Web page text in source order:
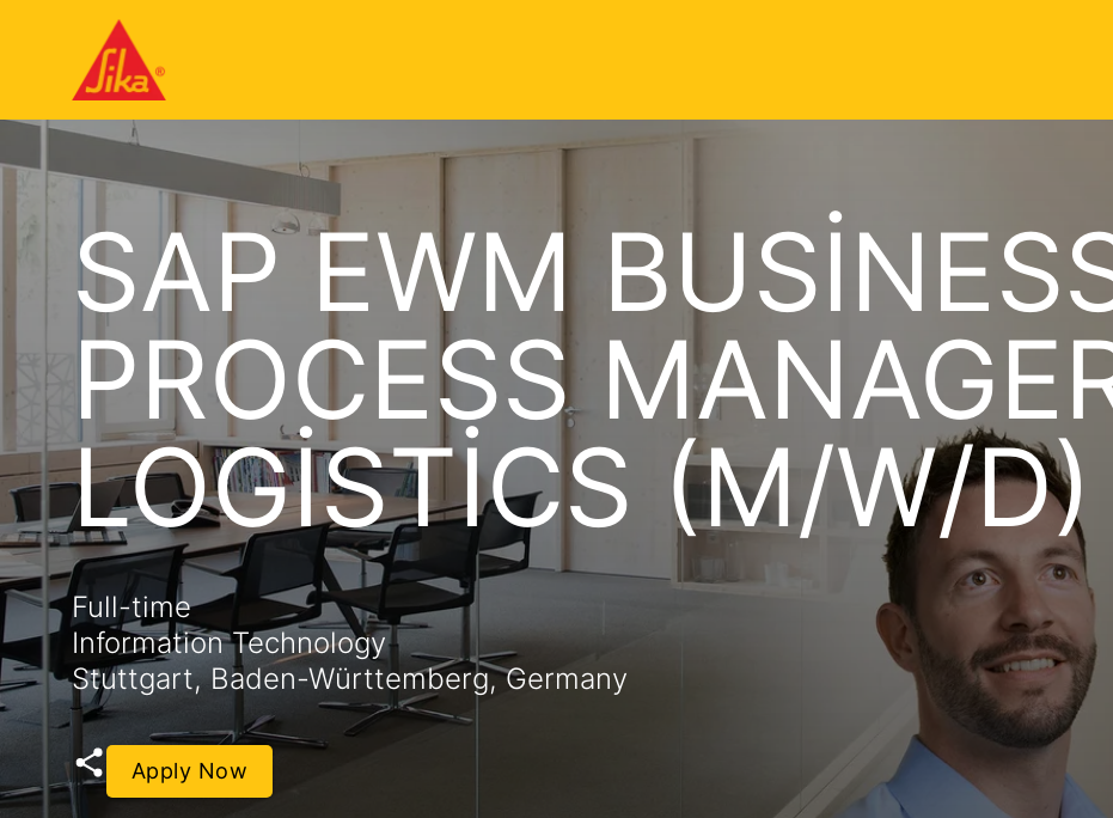
SAP EWM
PROCESS
LOGISTICS (M/W/D)
Full-time
Information Technology
Stuttgart, Baden-Württemberg, Germany
Apply Now